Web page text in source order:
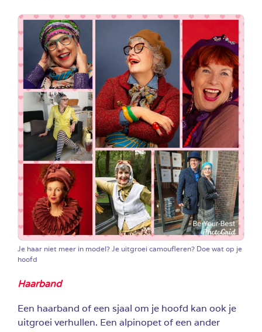
Je haar niet meer in model? Je uitgroei camoufleren? Doe wat op je
hoofd
Haarband
Een haarband of een sjaal om je hoofd kan ook je
uitgroei verhullen. Een alpinopet of een ander